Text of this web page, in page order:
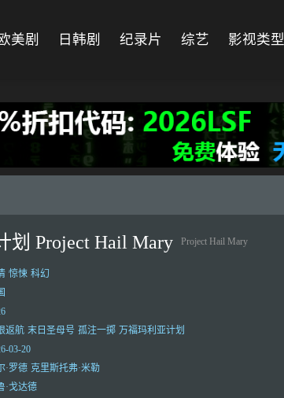
美剧 日韩剧 纪录片 综艺 影视类型
划 Project Hail Mary Project Hail Mary
惊悚 科幻
返航 末日圣母号 孤注一掷 万福玛利亚计划
03-20
·罗德 克里斯托弗·米勒
·戈达德